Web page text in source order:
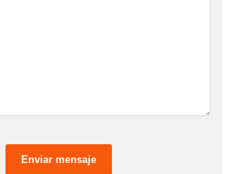
Enviar mensaje